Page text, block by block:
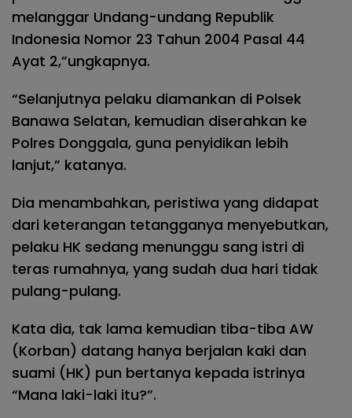
melanggar Undang-undang Republik
Indonesia Nomor 23 Tahun 2004 Pasal 44
Ayat 2,”ungkapnya.
“Selanjutnya pelaku diamankan di Polsek
Banawa Selatan, kemudian diserahkan ke
Polres Donggala, guna penyidikan lebih
lanjut,” katanya.
Dia menambahkan, peristiwa yang didapat
dari keterangan tetangganya menyebutkan,
pelaku HK sedang menunggu sang istri di
teras rumahnya, yang sudah dua hari tidak
pulang-pulang.
Kata dia, tak lama kemudian tiba-tiba AW
(Korban) datang hanya berjalan kaki dan
suami (HK) pun bertanya kepada istrinya
“Mana laki-laki itu?”.